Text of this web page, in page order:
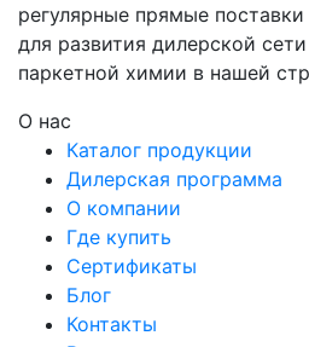
регулярные прямые
для развития дилерской
паркетной химии в нашей
О нас
Каталог продукции
Дилерская программа
О компании
Где купить
Сертификаты
Блог
Контакты